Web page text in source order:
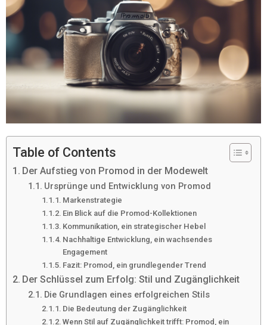
Table of Contents
Der Aufstieg von Promod in der Modewelt
Ursprünge und Entwicklung von Promod
Markenstrategie
Ein Blick auf die Promod-Kollektionen
Kommunikation, ein strategischer Hebel
Nachhaltige Entwicklung, ein wachsendes
Engagement
Fazit: Promod, ein grundlegender Trend
Der Schlüssel zum Erfolg: Stil und Zugänglichkeit
Die Grundlagen eines erfolgreichen Stils
Die Bedeutung der Zugänglichkeit
Wenn Stil auf Zugänglichkeit trifft: Promod, ein